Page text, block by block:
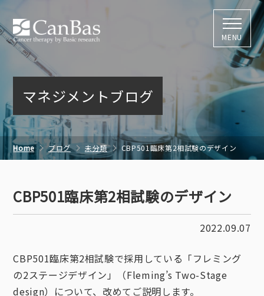
株式会社キャン
MENU
マネジメントブログ
Home ブログ 未分類 CBP501臨床第2相試験のデザイン
CBP501臨床第2相試験のデザイン
2022.09.07
CBP501臨床第2相試験で採用している「フレミング
の2ステージデザイン」（Fleming’s Two-Stage
design）について、改めてご説明します。